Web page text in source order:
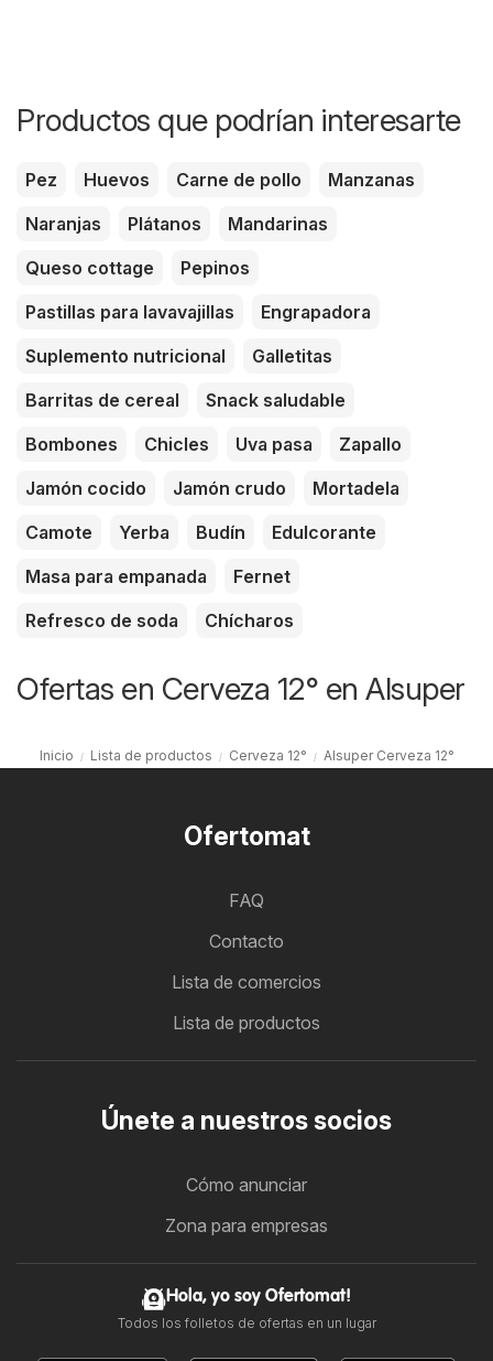
Productos que podrían interesarte
Pez Huevos Carne de pollo
Manzanas
Naranjas
Plátanos
Mandarinas
Queso cottage
Pepinos
Pastillas para lavavajillas
Engrapadora
Suplemento nutricional
Galletitas
Barritas de cereal
Snack saludable
Bombones
Chicles Uva pasa
Zapallo
Jamón cocido
Jamón crudo
Mortadela
Camote
Yerba Budín
Edulcorante
Masa para empanada
Fernet
Refresco de soda
Chícharos
Ofertas en Cerveza 12° en Alsuper
Inicio Lista de productos Cerveza 12° Alsuper Cerveza 12°
Ofertomat
FAQ
Contacto
Lista de comercios
Lista de productos
Únete a nuestros socios
Cómo anunciar
Zona para empresas
Hola, yo soy Ofertomat!
Todos los folletos de ofertas en un lugar